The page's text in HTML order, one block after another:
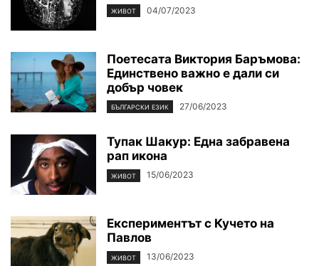
ЖИВОТ 04/07/2023
Поетесата Виктория Баръмова:
Единствено важно е дали си
добър човек
БЪЛГАРСКИ ЕЗИК 27/06/2023
Тупак Шакур: Една забравена
рап икона
ЖИВОТ 15/06/2023
Експериментът с Кучето на
Павлов
ЖИВОТ 13/06/2023